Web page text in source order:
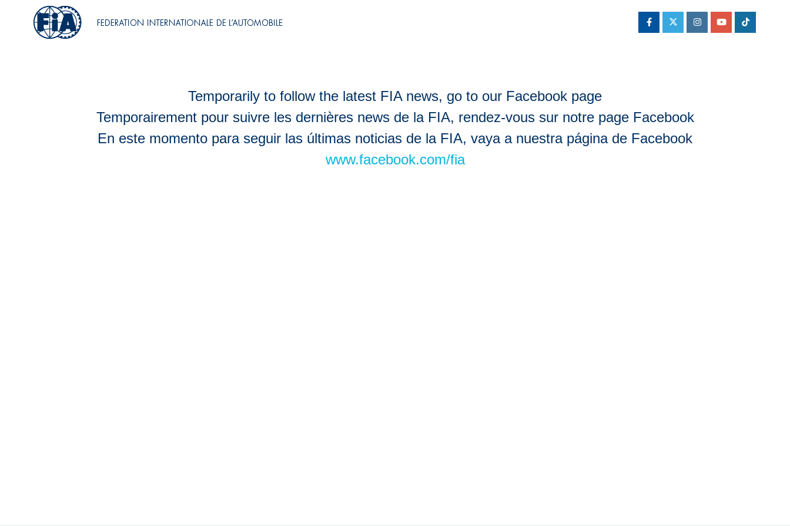
Temporarily to follow the latest FIA news, go to our Facebook page
Temporairement pour suivre les dernières news de la FIA, rendez-vous sur notre page Facebook
En este momento para seguir las últimas noticias de la FIA, vaya a nuestra página de Facebook
www.facebook.com/fia